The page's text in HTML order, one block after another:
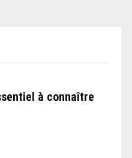
à connaître